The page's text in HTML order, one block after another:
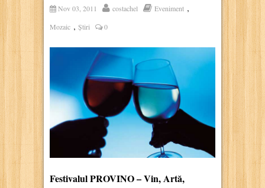
Nov 03, 2011 costachel Eveniment ,
Mozaic , Știri 0
Festivalul PROVINO – Vin, Artă,